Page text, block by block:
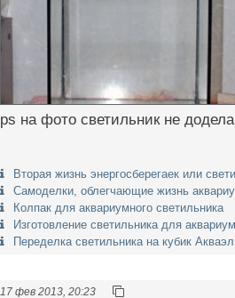
ps на фото светильник не
Вторая жизнь энергосберегаек или
Самоделки, облегчающие жизнь
Колпак для аквариумного светильника
Изготовление светильника для
Переделка светильника на кубик
17 фев 2013, 20:23